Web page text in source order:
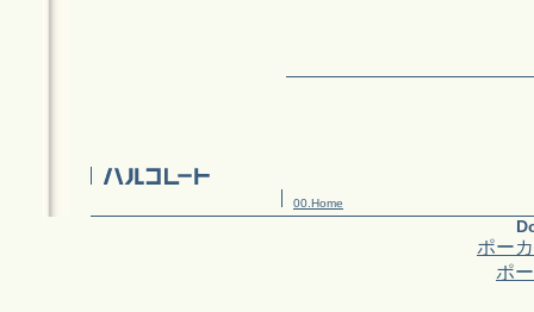
00.Home
ポー
ポ